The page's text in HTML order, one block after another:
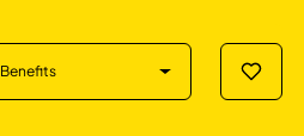
Benefits